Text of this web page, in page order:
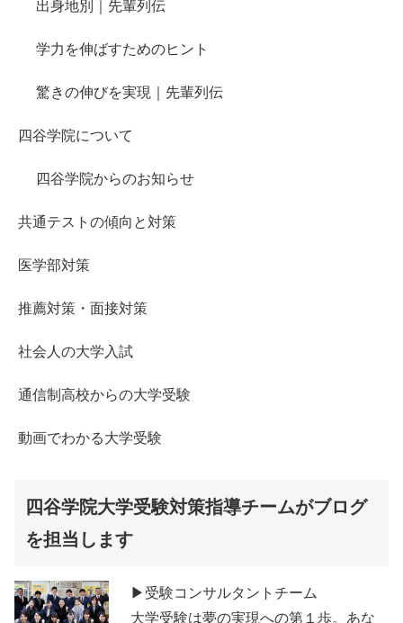
出身地別｜先輩列伝
学力を伸ばすためのヒント
驚きの伸びを実現｜先輩列伝
四谷学院について
四谷学院からのお知らせ
共通テストの傾向と対策
医学部対策
推薦対策・面接対策
社会人の大学入試
通信制高校からの大学受験
動画でわかる大学受験
四谷学院大学受験対策指導チームがブログ
を担当します
▶受験コンサルタントチーム
大学受験は夢の実現への第１歩。あな